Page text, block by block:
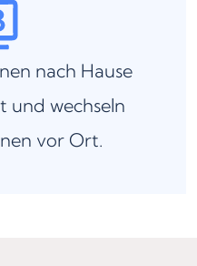
nach Hause
und wechseln
vor Ort.